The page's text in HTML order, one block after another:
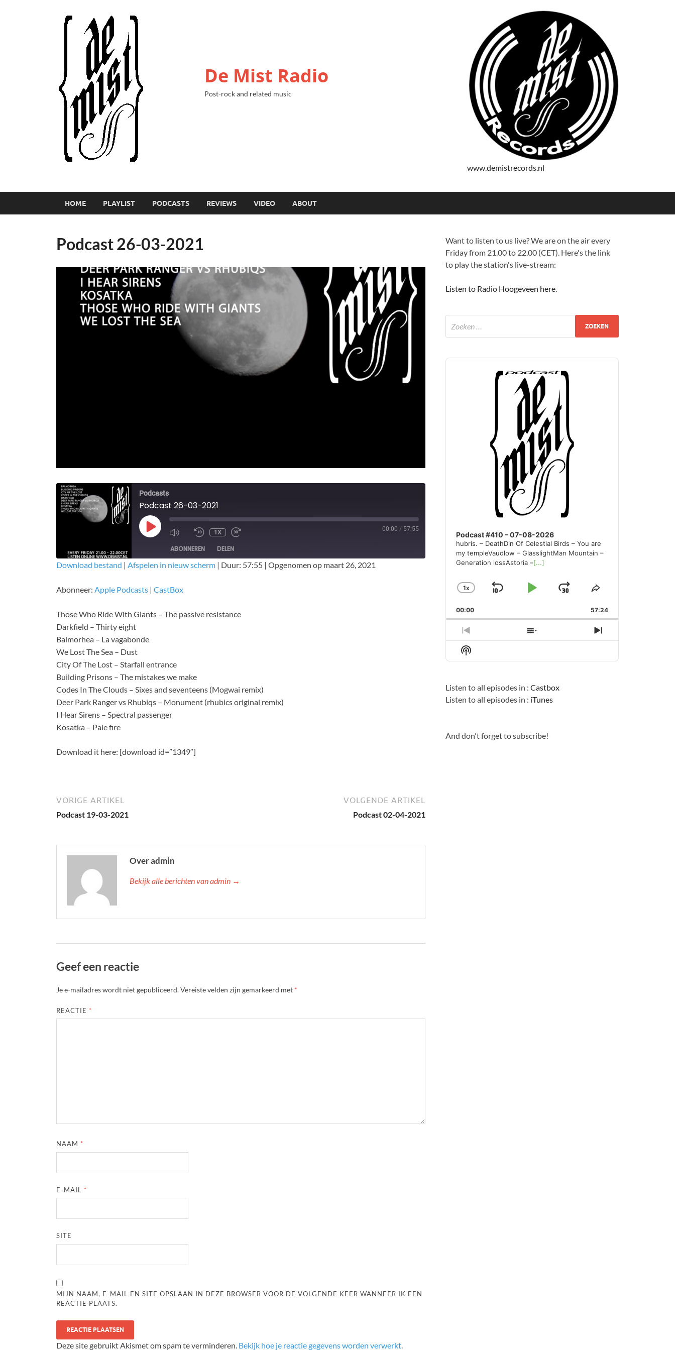
De Mist Radio
Post-rock and related music
www.demistrecords.nl
HOME PLAYLIST PODCASTS REVIEWS VIDEO ABOUT
Podcast 26-03-2021
Podcasts
Podcast 26-03-2021
1X 00:00 / 57:55
ABONNEREN DELEN
EMBED
Download bestand | Afspelen in nieuw scherm | Duur: 57:55 | Opgenomen op maart 26, 2021
Abonneer: Apple Podcasts | CastBox
Those Who Ride With Giants – The passive resistance
Darkfield – Thirty eight
Balmorhea – La vagabonde
We Lost The Sea – Dust
City Of The Lost – Starfall entrance
Building Prisons – The mistakes we make
Codes In The Clouds – Sixes and seventeens (Mogwai remix)
Deer Park Ranger vs Rhubiqs – Monument (rhubics original remix)
I Hear Sirens – Spectral passenger
Kosatka – Pale fire
Download it here: [download id=”1349″]
VORIGE ARTIKEL
Podcast 19-03-2021
VOLGENDE ARTIKEL
Podcast 02-04-2021
Over admin
Bekijk alle berichten van admin →
Geef een reactie
Je e-mailadres wordt niet gepubliceerd.Vereiste velden zijn gemarkeerd met *
REACTIE *
NAAM *
E-MAIL *
SITE
MIJN NAAM, E-MAIL EN SITE OPSLAAN IN DEZE BROWSER VOOR DE VOLGENDE KEER WANNEER IK EEN
REACTIE PLAATS.
Deze site gebruikt Akismet om spam te verminderen. Bekijk hoe je reactie gegevens worden verwerkt
Want to listen to us live? We are on the air every
Friday from 21.00 to 22.00 (CET). Here's the link
to play the station's live-stream:
Listen to Radio Hoogeveen here.
Audio
Podcast #410 – 07-08-2026
hubris. – DeathDin Of Celestial Birds – You are
my templeVaudlow – GlasslightMan Mountain –
Generation lossAstoria –[...]
CHANGE
RATE
1X
SKIPPLAYJUMP
FORWARD
SHARE
EPISODE
00:00 57:24
PREVIOUS
EPISODE
SHOW
EPISODES
NEXT
EPISODE
Show
Podcast
Listen to all episodes in :Castbox
Listen to all episodes in : iTunes
And don't forget to subscribe!